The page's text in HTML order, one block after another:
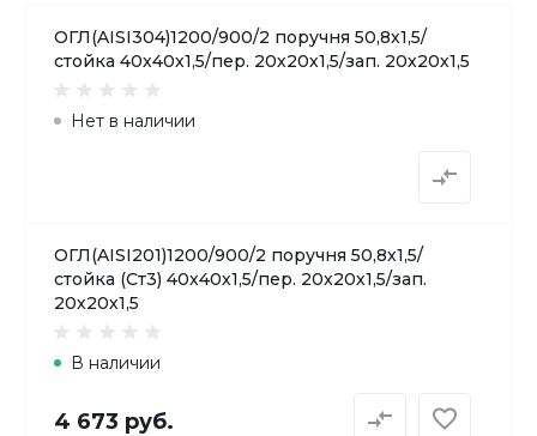
ОГЛ(AISI304)1200/900/2 поручня 50,8х1,5/
стойка 40х40х1,5/пер. 20х20х1,5/зап. 20х20х1,5
Нет в наличии
ОГЛ(AISI201)1200/900/2 поручня 50,8х1,5/
стойка (Ст3) 40х40х1,5/пер. 20х20х1,5/зап.
20х20х1,5
В наличии
4 673 руб.